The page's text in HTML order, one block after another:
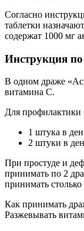
Согласно
таблетки
содержат 1000 мг
Инструкция
В одном драже
витамина С.
Для профилактики
1 штука в
2 штуки в
При простуде и
принимать по 2
принимать
Как принимать
Разжевывать